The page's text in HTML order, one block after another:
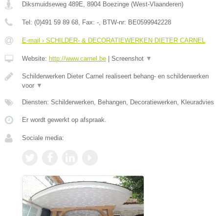
Diksmuidseweg 489E, 8904 Boezinge (West-Vlaanderen)
Tel: (0)491 59 89 68, Fax: -, BTW-nr: BE0599942228
E-mail › SCHILDER- & DECORATIEWERKEN DIETER CARNEL
Website: http://www.carnel.be Screenshot ▼
Schilderwerken Dieter Carnel realiseert behang- en schilderwerken
voor ▼
Diensten: Schilderwerken, Behangen, Decoratiewerken, Kleuradvies
Er wordt gewerkt op afspraak.
Sociale media: